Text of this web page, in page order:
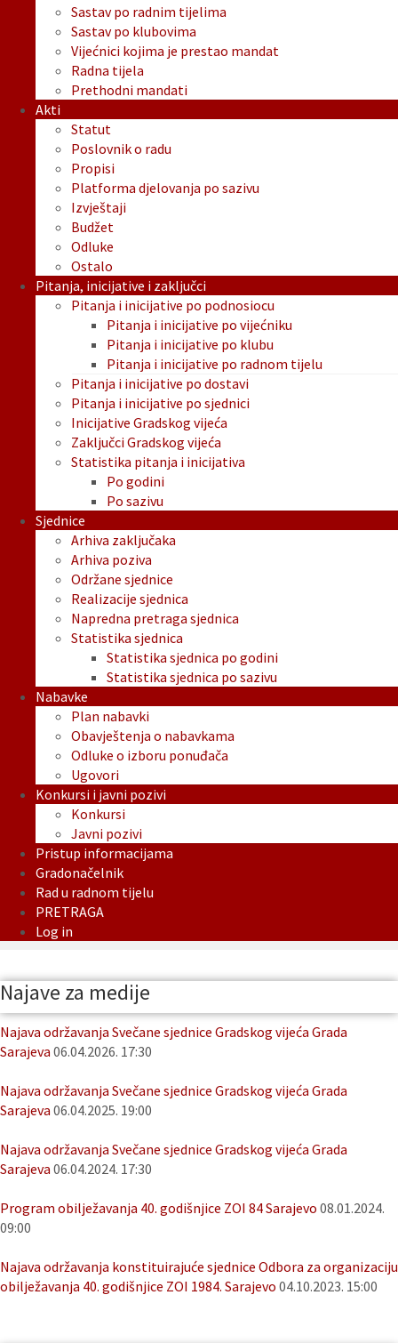
Sastav po radnim tijelima
Sastav po klubovima
Vijećnici kojima je prestao mandat
Radna tijela
Prethodni mandati
Akti
Statut
Poslovnik o radu
Propisi
Platforma djelovanja po sazivu
Izvještaji
Budžet
Odluke
Ostalo
Pitanja, inicijative i zaključci
Pitanja i inicijative po podnosiocu
Pitanja i inicijative po vijećniku
Pitanja i inicijative po klubu
Pitanja i inicijative po radnom tijelu
Pitanja i inicijative po dostavi
Pitanja i inicijative po sjednici
Inicijative Gradskog vijeća
Zaključci Gradskog vijeća
Statistika pitanja i inicijativa
Po godini
Po sazivu
Sjednice
Arhiva zaključaka
Arhiva poziva
Održane sjednice
Realizacije sjednica
Napredna pretraga sjednica
Statistika sjednica
Statistika sjednica po godini
Statistika sjednica po sazivu
Nabavke
Plan nabavki
Obavještenja o nabavkama
Odluke o izboru ponuđača
Ugovori
Konkursi i javni pozivi
Konkursi
Javni pozivi
Pristup informacijama
Gradonačelnik
Rad u radnom tijelu
PRETRAGA
Log in
Najave za medije
Najava održavanja Svečane sjednice Gradskog vijeća Grada
Sarajeva 06.04.2026. 17:30
Najava održavanja Svečane sjednice Gradskog vijeća Grada
Sarajeva 06.04.2025. 19:00
Najava održavanja Svečane sjednice Gradskog vijeća Grada
Sarajeva 06.04.2024. 17:30
Program obilježavanja 40. godišnjice ZOI 84 Sarajevo 08.01.2024.
09:00
Najava održavanja konstituirajuće sjednice Odbora za organizaciju
obilježavanja 40. godišnjice ZOI 1984. Sarajevo 04.10.2023. 15:00